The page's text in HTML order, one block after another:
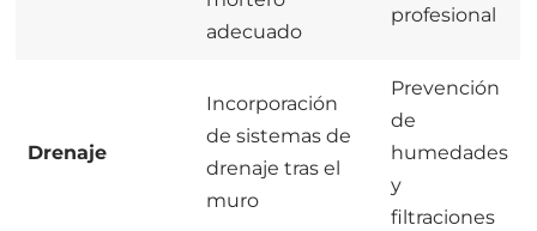
adecuado
profesional
Drenaje
Incorporación
de sistemas de
drenaje tras el
muro
Prevención
de
humedades
y
filtraciones